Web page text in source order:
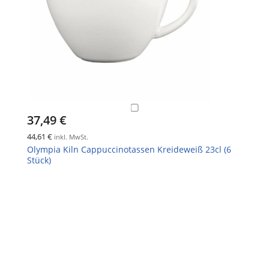
37,49 €
44,61 € inkl. MwSt.
Olympia Kiln Cappuccinotassen Kreideweiß 23cl (6
Stück)